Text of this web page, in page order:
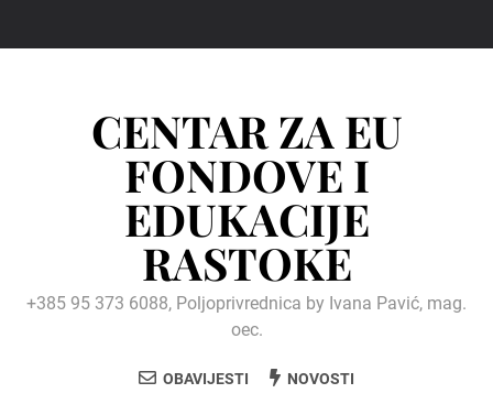
CENTAR ZA EU
FONDOVE I
EDUKACIJE
RASTOKE
+385 95 373 6088, Poljoprivrednica by Ivana Pavić, mag.
oec.
OBAVIJESTI NOVOSTI